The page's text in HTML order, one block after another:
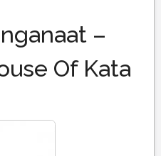
–
Of Kata